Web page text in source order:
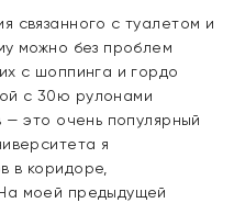
связанного с туалетом и
можно без проблем
с шоппинга и гордо
с 30ю рулонами
это очень популярный
я
в коридоре,
моей предыдущей